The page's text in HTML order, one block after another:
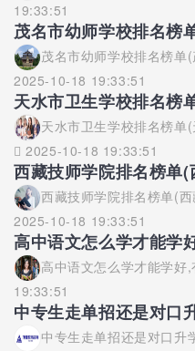
19:33:51
茂名市幼师学校排名榜单
2025-10-18 19:33:51
天水市卫生学校排名榜单
2025-10-18 19:33:51
西藏技师学院排名榜单(
2025-10-18 19:33:51
高中语文怎么学才能学
高中语文怎么学才能学好
19:33:51
中专生走单招还是对口
中专生走单招还是对口升